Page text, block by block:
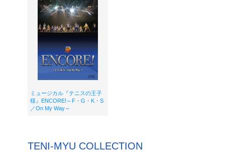
ミュージカル『テニスの王子
様』ENCORE!～F・G・K・S
／On My Way～
TENI-MYU COLLECTION